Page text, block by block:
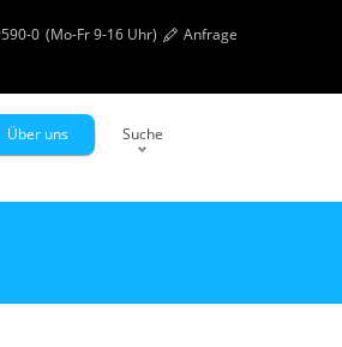
0 (Mo-Fr 9-16 Uhr) Anfrage
Über uns Suche